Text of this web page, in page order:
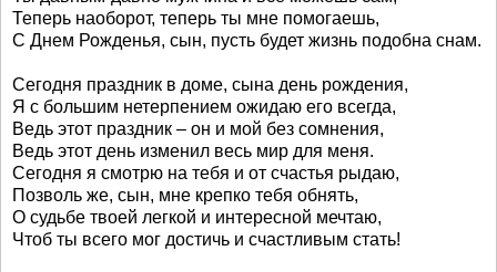
Теперь наоборот, теперь ты мне помогаешь,
С Днем Рожденья, сын, пусть будет жизнь подобна снам.
Сегодня праздник в доме, сына день рождения,
Я с большим нетерпением ожидаю его всегда,
Ведь этот праздник – он и мой без сомнения,
Ведь этот день изменил весь мир для меня.
Сегодня я смотрю на тебя и от счастья рыдаю,
Позволь же, сын, мне крепко тебя обнять,
О судьбе твоей легкой и интересной мечтаю,
Чтоб ты всего мог достичь и счастливым стать!